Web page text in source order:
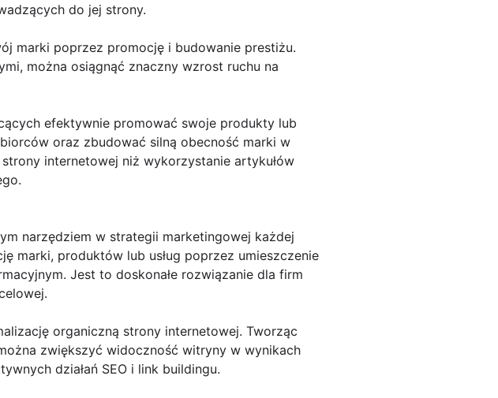
do jej strony.
marki poprzez promocję i budowanie prestiżu.
można osiągnąć znaczny wzrost ruchu na
efektywnie promować swoje produkty lub
oraz zbudować silną obecność marki w
internetowej niż wykorzystanie artykułów
narzędziem w strategii marketingowej każdej
marki, produktów lub usług poprzez umieszczenie
Jest to doskonałe rozwiązanie dla firm
organiczną strony internetowej. Tworząc
zwiększyć widoczność witryny w wynikach
działań SEO i link buildingu.